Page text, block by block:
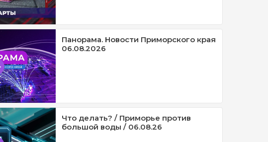
Панорама. Новости Приморского края
06.08.2026
Что делать? / Приморье против
большой воды / 06.08.26